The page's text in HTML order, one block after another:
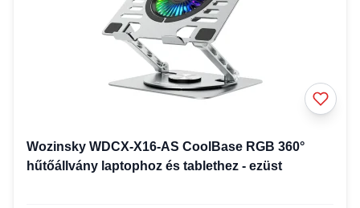
Wozinsky WDCX-X16-AS CoolBase RGB 360°
hűtőállvány laptophoz és tablethez - ezüst